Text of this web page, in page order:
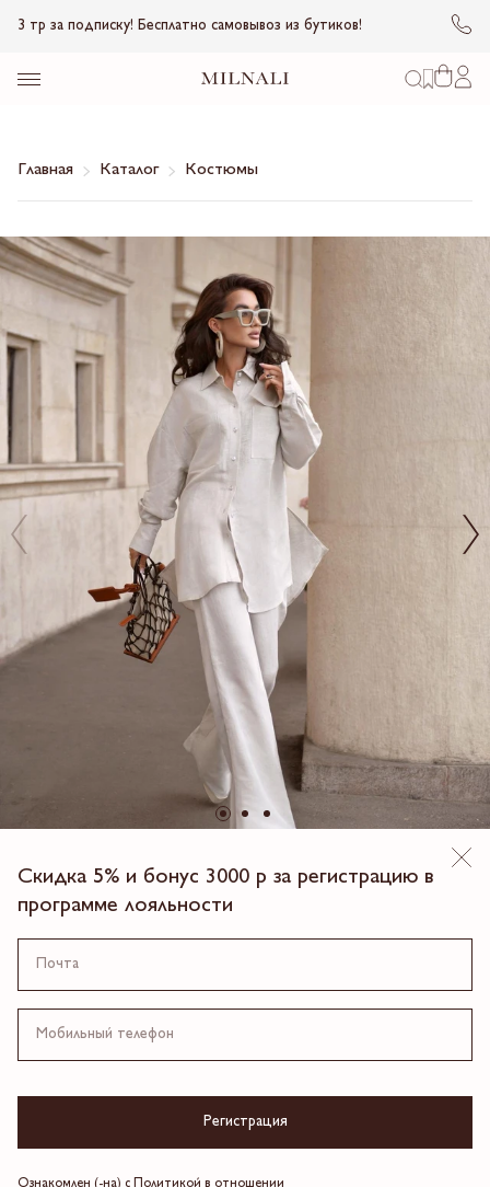
3 тр за подписку! Бесплатно самовывоз из бутиков!
Скидка 5% и бонус 3000 р за регистрацию в
программе лояльности
Регистрация
Ознакомлен (-на) с
Политикой в отношении
Главная Каталог Костюмы
КОСТЮМ РУБАШКА С БРЮКАМИ
4 платежа по 4,497.5 ₽